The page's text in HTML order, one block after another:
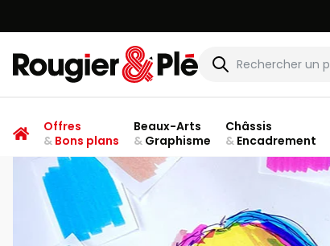
Rougier & Plé
Offres
&Bons plans
Beaux-Arts
&Graphisme
Châssis
&Encadrement